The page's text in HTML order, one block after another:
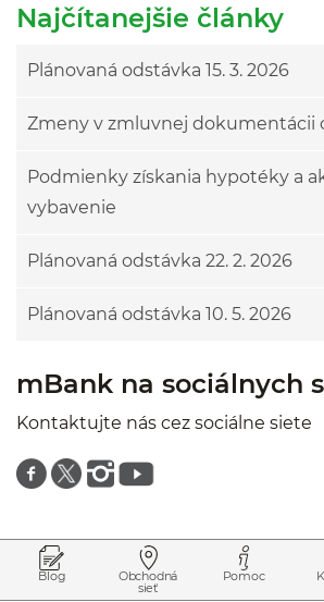
Najčítanejšie články
Plánovaná odstávka 15. 3. 2026
Zmeny v zmluvnej dokumentácii
Podmienky získania hypotéky a
vybavenie
Plánovaná odstávka 22. 2. 2026
Plánovaná odstávka 10. 5. 2026
mBank na sociálnych
Kontaktujte nás cez sociálne siete
Znajdź nas na facebooku
Znajdź nas na twitterze
Znajdź nas na instagramie
Znajdź nas na youtube
Blog Obchodná
sieť
Pomoc